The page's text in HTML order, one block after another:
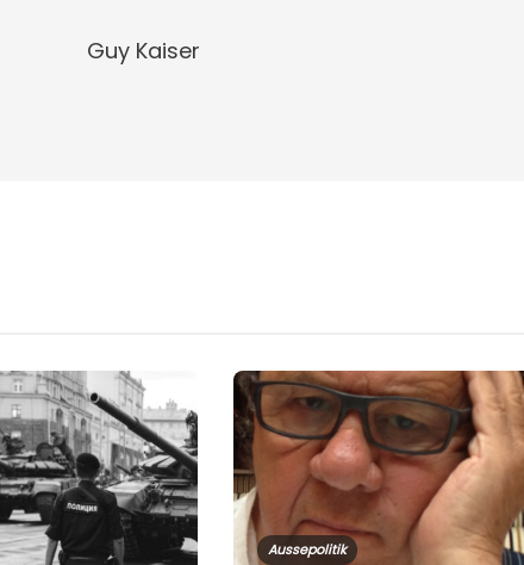
Guy Kaiser
Aussepolitik